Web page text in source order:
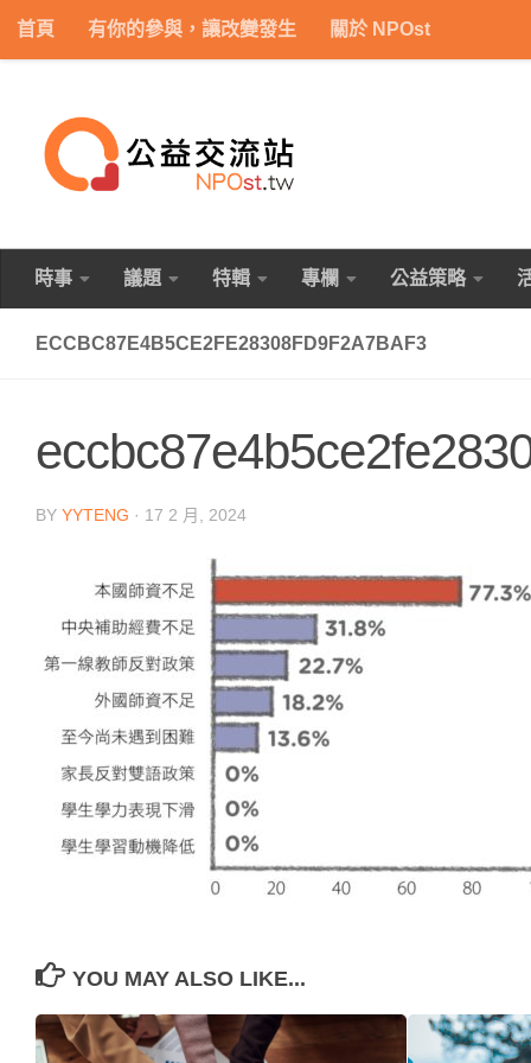
Skip to content
首頁 有你的參與，讓改變發生 關於 NPOst
時事 議題 特輯 專欄 公益策略
ECCBC87E4B5CE2FE28308FD9F2A7BAF3
BY YYTENG · 17 2 月, 2024
YOU MAY ALSO LIKE...